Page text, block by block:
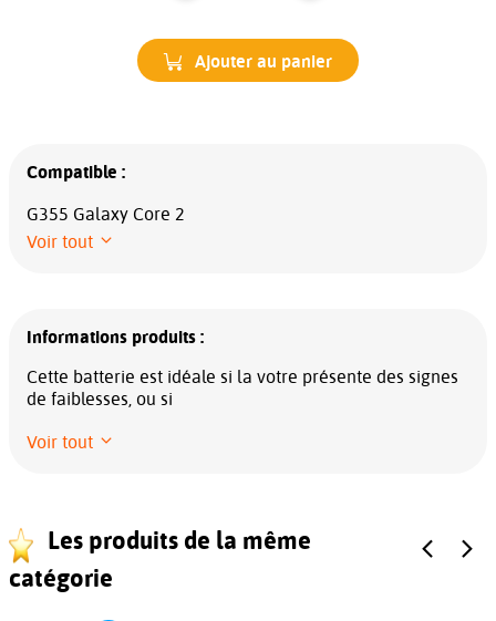
Ajouter au panier
Compatible :
G355 Galaxy Core 2
Voir tout
Informations produits :
Cette batterie est idéale si la votre présente des signes
de faiblesses, ou si
Voir tout
Les produits de la même
catégorie